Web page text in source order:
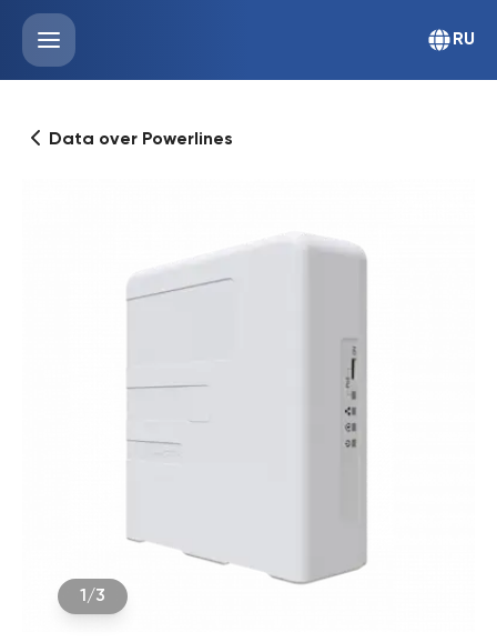
RU
Data over Powerlines
1 /3